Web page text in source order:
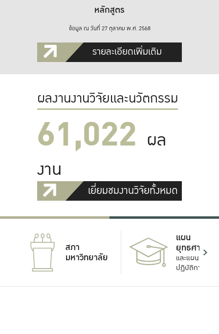
หลักสูตร
ข้อมูล ณ วันที่ 27 ตุลาคม พ.ศ. 2568
รายละเอียดเพิ่มเติม
ผลงานงานวิจัยและนวัตกรรม
61,022 ผล
งาน
เยี่ยมชมงานวิจัยทั้งหมด
สภา
มหาวิทยาลัย
แผน
ยุทธศาสตร์
และแผน
ปฏิบัติการ